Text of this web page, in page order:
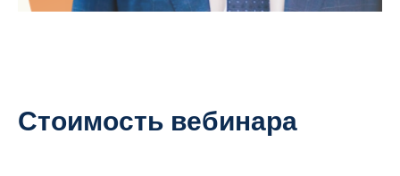
Стоимость вебинара